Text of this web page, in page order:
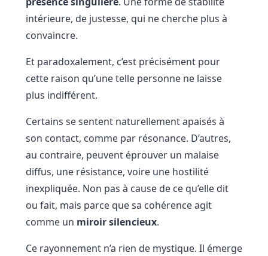
intérieure, de justesse, qui ne cherche plus à
convaincre.
Et paradoxalement, c’est précisément pour
cette raison qu’une telle personne ne laisse
plus indifférent.
Certains se sentent naturellement apaisés à
son contact, comme par résonance. D’autres,
au contraire, peuvent éprouver un malaise
diffus, une résistance, voire une hostilité
inexpliquée. Non pas à cause de ce qu’elle dit
ou fait, mais parce que sa cohérence agit
comme un miroir silencieux.
Ce rayonnement n’a rien de mystique. Il émerge